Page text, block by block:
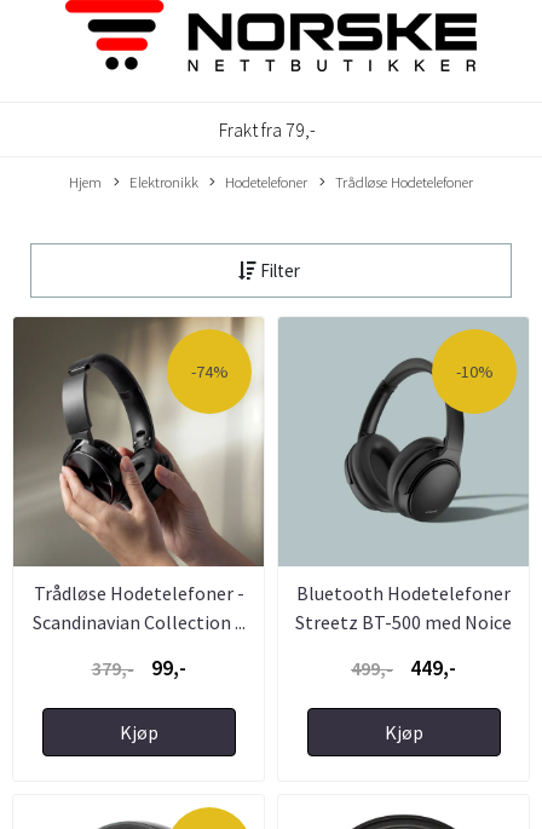
Frakt fra 79,-
Hjem Elektronikk Hodetelefoner Trådløse Hodetelefoner
Filter
-74%
Trådløse Hodetelefoner -
Scandinavian Collection ...
379,-
99,-
Kjøp
-10%
Bluetooth Hodetelefoner
Streetz BT-500 med Noice
499,- 449,-
Kjøp